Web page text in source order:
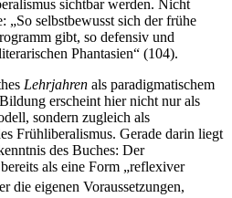
sichtbar werden. Nicht
selbstbewusst sich der frühe
gibt, so defensiv und
Phantasien“ (104).
Lehrjahren als paradigmatischem
erscheint hier nicht nur als
sondern zugleich als
Frühliberalismus. Gerade darin liegt
des Buches: Der
als eine Form „reflexiver
die eigenen Voraussetzungen,